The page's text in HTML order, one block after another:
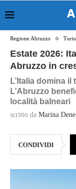
Regione Abruzzo
Estate 2026:
Abruzzo in
L’Italia domina
L’Abruzzo
località balneari
scritto da Marina
CONDIVIDI